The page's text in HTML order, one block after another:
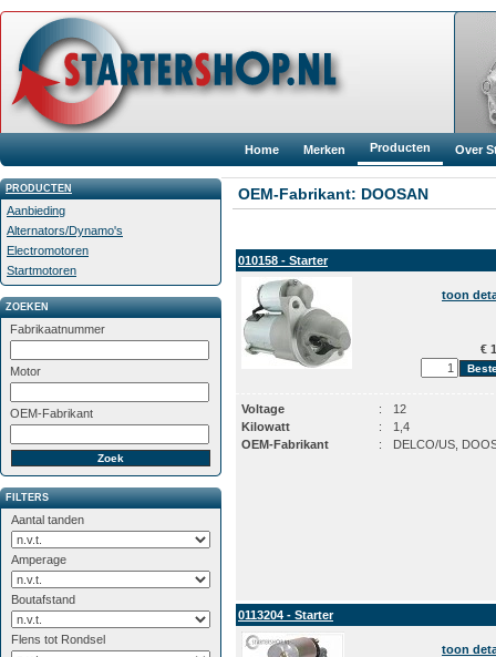
Home Merken Producten Over
PRODUCTEN
Aanbieding
Alternators/Dynamo's
Electromotoren
Startmotoren
ZOEKEN
Fabrikaatnummer
Motor
OEM-Fabrikant
FILTERS
Aantal tanden
Amperage
Boutafstand
Flens tot Rondsel
OEM-Fabrikant: DOOSAN
010158 - Starter
toon
€
Voltage :
12
Kilowatt
:
1,4
OEM-Fabrikant
: DELCO/US,
0113204 - Starter
toon